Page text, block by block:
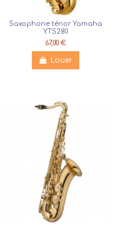
Saxophone ténor Yamaha
YTS280
67,00 €
Louer